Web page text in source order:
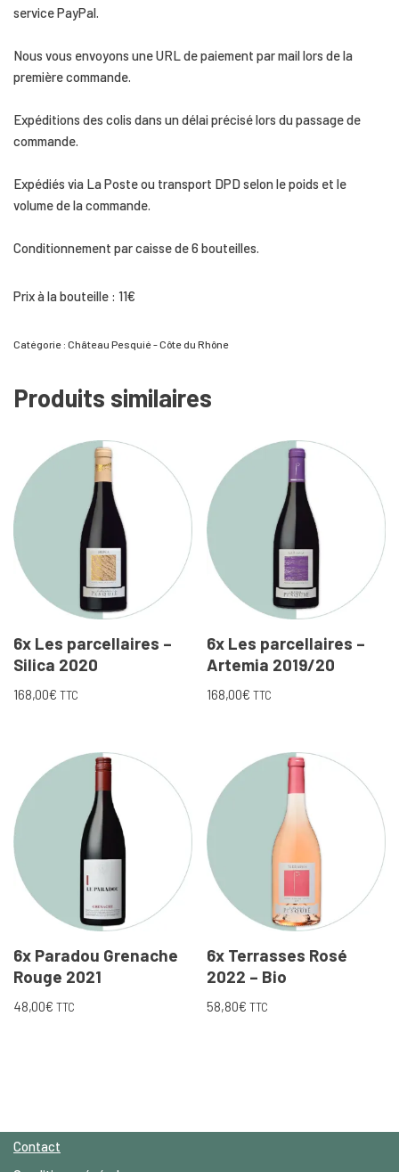
service PayPal.
Nous vous envoyons une URL de paiement par mail lors de la
première commande.
Expéditions des colis dans un délai précisé lors du passage de
commande.
Expédiés via La Poste ou transport DPD selon le poids et le
volume de la commande.
Conditionnement par caisse de 6 bouteilles.
Prix à la bouteille : 11€
Catégorie : Château Pesquié - Côte du Rhône
Produits similaires
6x Les parcellaires –
Silica 2020
168,00€ TTC
6x Les parcellaires –
Artemia 2019/20
168,00€ TTC
6x Paradou Grenache
Rouge 2021
48,00€ TTC
6x Terrasses Rosé
2022 – Bio
58,80€ TTC
Contact